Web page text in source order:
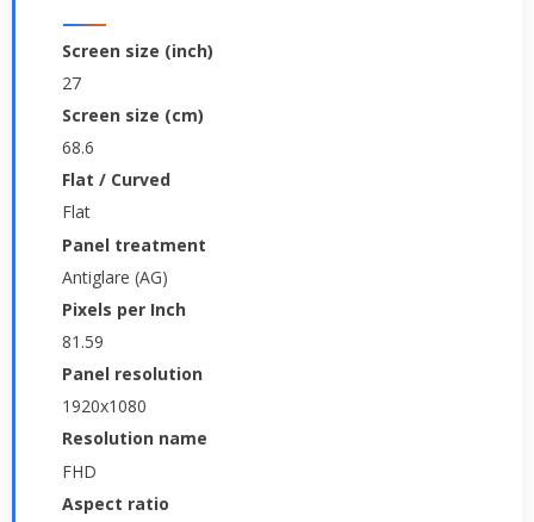
Screen size (inch)
27
Screen size (cm)
68.6
Flat / Curved
Flat
Panel treatment
Antiglare (AG)
Pixels per Inch
81.59
Panel resolution
1920x1080
Resolution name
FHD
Aspect ratio